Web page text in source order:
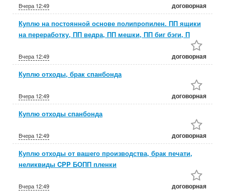
Вчера 12:49 договорная
Куплю на постоянной основе полипропилен. ПП ящики
на переработку, ПП ведра, ПП мешки, ПП биг бэги, П
Вчера 12:49 договорная
Куплю отходы, брак спанбонда
Вчера 12:49 договорная
Куплю отходы спанбонда
Вчера 12:49 договорная
Куплю отходы от вашего производства, брак печати,
неликвиды CPP БОПП пленки
Вчера 12:49 договорная